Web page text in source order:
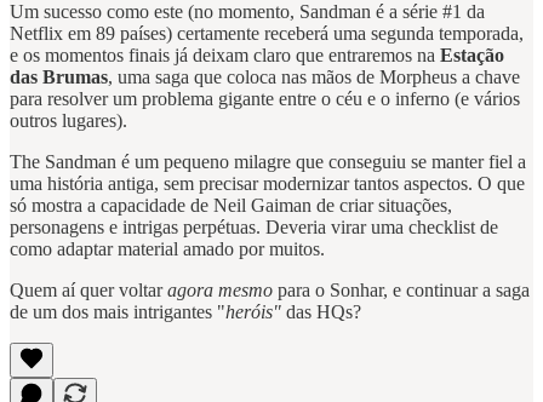
Um sucesso como este (no momento, Sandman é a série #1 da
Netflix em 89 países) certamente receberá uma segunda temporada,
e os momentos finais já deixam claro que entraremos na Estação
das Brumas, uma saga que coloca nas mãos de Morpheus a chave
para resolver um problema gigante entre o céu e o inferno (e vários
outros lugares).
The Sandman é um pequeno milagre que conseguiu se manter fiel a
uma história antiga, sem precisar modernizar tantos aspectos. O que
só mostra a capacidade de Neil Gaiman de criar situações,
personagens e intrigas perpétuas. Deveria virar uma checklist de
como adaptar material amado por muitos.
Quem aí quer voltaragora mesmo para o Sonhar, e continuar a saga
de um dos mais intrigantes "heróis" das HQs?